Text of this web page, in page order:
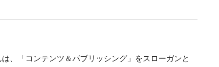
は、「コンテンツ＆パブリッシング」をスローガンと